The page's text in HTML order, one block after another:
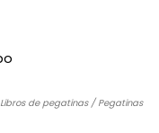
Libros de pegatinas/ Pegatinas